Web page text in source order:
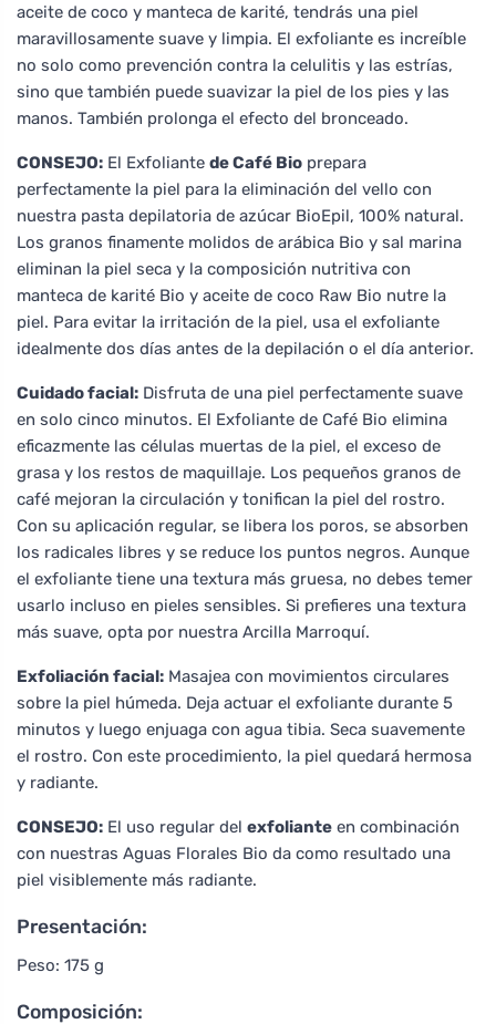
aceite de coco y manteca de karité, tendrás una piel
maravillosamente suave y limpia. El exfoliante es increíble
no solo como prevención contra la celulitis y las estrías,
sino que también puede suavizar la piel de los pies y las
manos. También prolonga el efecto del bronceado.
CONSEJO: El Exfoliante de Café Bio prepara
perfectamente la piel para la eliminación del vello con
nuestra pasta depilatoria de azúcar BioEpil, 100% natural.
Los granos finamente molidos de arábica Bio y sal marina
eliminan la piel seca y la composición nutritiva con
manteca de karité Bio y aceite de coco Raw Bio nutre la
piel. Para evitar la irritación de la piel, usa el exfoliante
idealmente dos días antes de la depilación o el día anterior.
Cuidado facial: Disfruta de una piel perfectamente suave
en solo cinco minutos. El Exfoliante de Café Bio elimina
eficazmente las células muertas de la piel, el exceso de
grasa y los restos de maquillaje. Los pequeños granos de
café mejoran la circulación y tonifican la piel del rostro.
Con su aplicación regular, se libera los poros, se absorben
los radicales libres y se reduce los puntos negros. Aunque
el exfoliante tiene una textura más gruesa, no debes temer
usarlo incluso en pieles sensibles. Si prefieres una textura
más suave, opta por nuestra Arcilla Marroquí.
Exfoliación facial: Masajea con movimientos circulares
sobre la piel húmeda. Deja actuar el exfoliante durante 5
minutos y luego enjuaga con agua tibia. Seca suavemente
el rostro. Con este procedimiento, la piel quedará hermosa
y radiante.
CONSEJO: El uso regular del exfoliante en combinación
con nuestras Aguas Florales Bio da como resultado una
piel visiblemente más radiante.
Presentación:
Peso: 175 g
Composición: